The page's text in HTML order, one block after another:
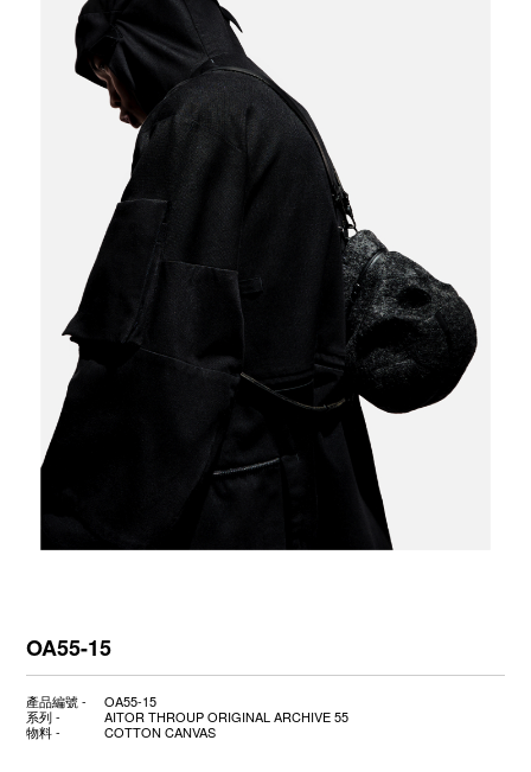
OA55-15
產品編號 -
OA55-15
系列 -
AITOR THROUP ORIGINAL ARCHIVE 55
物料 -
COTTON CANVAS